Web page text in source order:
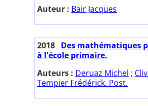
Auteur : Bair Jacques
2018 Des mathématiques
à l'école primaire.
Auteurs : Deruaz Michel ;
Tempier Frédérick. Post.